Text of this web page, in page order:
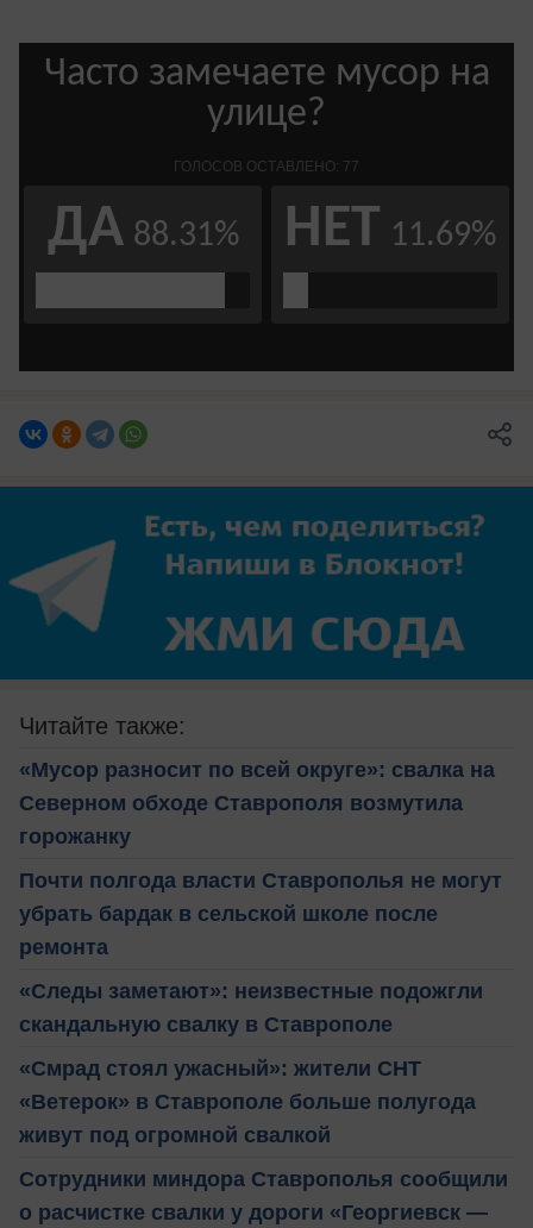
Читайте также:
«Мусор разносит по всей округе»: свалка на
Северном обходе Ставрополя возмутила
горожанку
Почти полгода власти Ставрополья не могут
убрать бардак в сельской школе после
ремонта
«Следы заметают»: неизвестные подожгли
скандальную свалку в Ставрополе
«Смрад стоял ужасный»: жители СНТ
«Ветерок» в Ставрополе больше полугода
живут под огромной свалкой
Сотрудники миндора Ставрополья сообщили
о расчистке свалки у дороги «Георгиевск —